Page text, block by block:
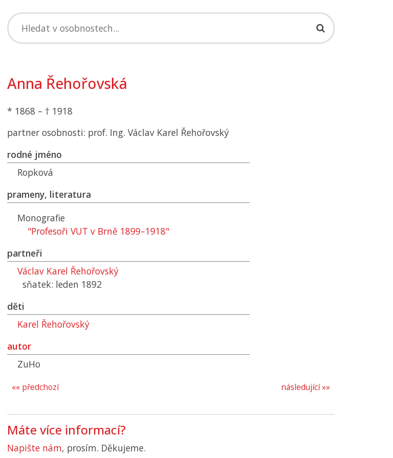
Anna Řehořovská
* 1868 – † 1918
partner osobnosti: prof. Ing. Václav Karel Řehořovský
rodné jméno
Ropková
prameny, literatura
Monografie
"Profesoři VUT v Brně 1899–1918"
partneři
Václav Karel Řehořovský
sňatek: leden 1892
děti
Karel Řehořovský
autor
ZuHo
následující »»
«« předchozí
Máte více informací?
Napište nám, prosím. Děkujeme.